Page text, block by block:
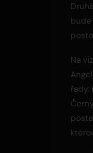
bude
Na
řady: